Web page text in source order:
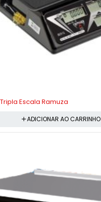
Escala Ramuza
ADICIONAR AO CARRINHO